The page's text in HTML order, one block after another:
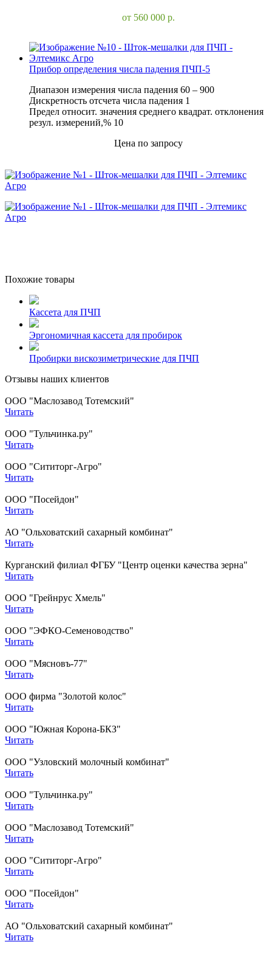
от 560 000 р.
Прибор определения числа падения ПЧП-5
Диапазон измерения числа падения 60 – 900
Дискретность отсчета числа падения 1
Предел относит. значения среднего квадрат. отклонения
резул. измерений,% 10
Цена по запросу
Похожие товары
Кассета для ПЧП
Эргономичная кассета для пробирок
Пробирки вискозиметрические для ПЧП
Отзывы наших клиентов
ООО "Маслозавод Тотемский"
Читать
ООО "Тульчинка.ру"
Читать
ООО "Сититорг-Агро"
Читать
ООО "Посейдон"
Читать
АО "Ольховатский сахарный комбинат"
Читать
Курганский филиал ФГБУ "Центр оценки качества зерна"
Читать
ООО "Грейнрус Хмель"
Читать
ООО "ЭФКО-Семеноводство"
Читать
ООО "Мясновъ-77"
Читать
ООО фирма "Золотой колос"
Читать
ООО "Южная Корона-БКЗ"
Читать
ООО "Узловский молочный комбинат"
Читать
ООО "Тульчинка.ру"
Читать
ООО "Маслозавод Тотемский"
Читать
ООО "Сититорг-Агро"
Читать
ООО "Посейдон"
Читать
АО "Ольховатский сахарный комбинат"
Читать